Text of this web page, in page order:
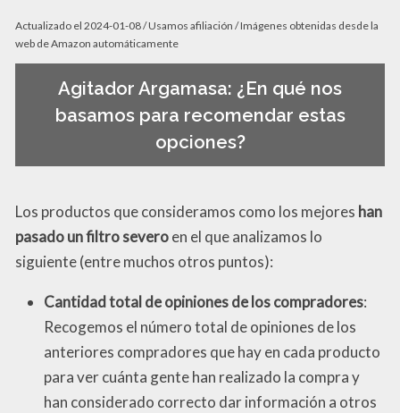
Actualizado el 2024-01-08 / Usamos afiliación / Imágenes obtenidas desde la
web de Amazon automáticamente
Agitador Argamasa: ¿En qué nos
basamos para recomendar estas
opciones?
Los productos que consideramos como los mejores han
pasado un filtro severoen el que analizamos lo
siguiente (entre muchos otros puntos):
Cantidad total de opiniones de los compradores:
Recogemos el número total de opiniones de los
anteriores compradores que hay en cada producto
para ver cuánta gente han realizado la compra y
han considerado correcto dar información a otros